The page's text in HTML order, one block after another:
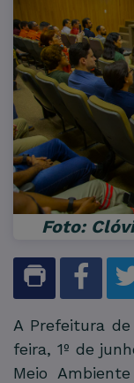
Foto:
A Prefeitura
feira, 1º de
Meio